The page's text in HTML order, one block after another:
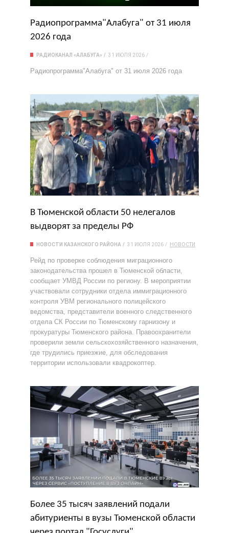
Радиопрограмма"Алабуга" от 31 июля
2026 года
РАДИОКАНАЛ «АЛАБУГА» 31 ИЮЛЯ 2026
Радиопрограмма"Алабуга" от 31 июля 2026 года
В Тюменской области 50 нелегалов
выдворят за пределы РФ
НОВОСТИ КАЗАНСКОГО РАЙОНА 31 ИЮЛЯ 2026 НОВОСТИ
Рейд по проверке соблюдения миграционного
законодательства прошел в Тюменской области,
сообщает УМВД России по региону. В мероприятии
участвовали сотрудники отдела иммиграционного
контроля УВМ регионального полицейского
ведомства, представители военного следственного
отдела СК России по Тюменскому гарнизону и
прокуратуры Тюменского района. Правоохранители
проверили земли сельскохозяйственного назначения,
где трудились приезжие, для обследования
территории использовали квадрокоптер.
Более 35 тысяч заявлений подали
абитуриенты в вузы Тюменской области